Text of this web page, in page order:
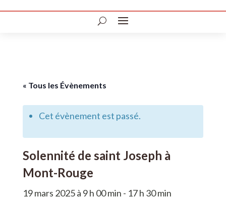
« Tous les Évènements
Cet évènement est passé.
Solennité de saint Joseph à
Mont-Rouge
19 mars 2025 à 9 h 00 min - 17 h 30 min